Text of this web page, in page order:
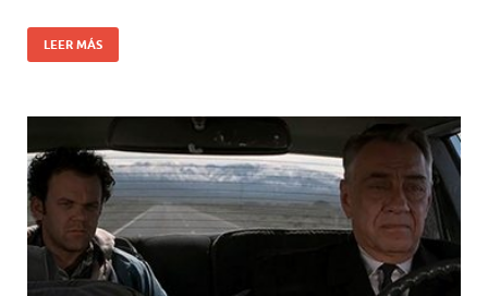
LEER MÁS